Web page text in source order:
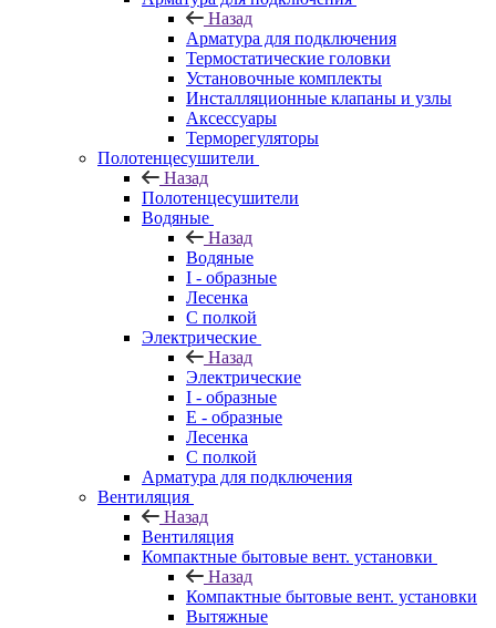
Назад
Арматура для подключения
Термостатические головки
Установочные комплекты
Инсталляционные клапаны и узлы
Аксессуары
Терморегуляторы
Полотенцесушители
Назад
Полотенцесушители
Водяные
Назад
Водяные
I - образные
Лесенка
С полкой
Электрические
Назад
Электрические
I - образные
E - образные
Лесенка
С полкой
Арматура для подключения
Вентиляция
Назад
Вентиляция
Компактные бытовые вент. установки
Назад
Компактные бытовые вент. установки
Вытяжные